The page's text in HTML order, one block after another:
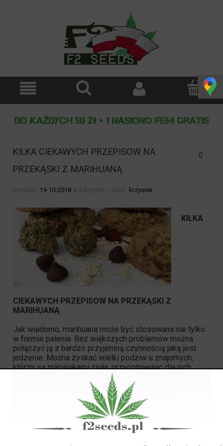
KILKA CIEKAWYCH PRZEPISOW NA
PRZEKĄSKI Z MARIHUANĄ
0
Dodano: 19-10-2018 w kategorii: - autor: krzysiek
KILKA
CIEKAWYCH PRZEPISOW NA PRZEKĄSKI Z
MARIHUANĄ
Jak wiadomo, marihuana może być stosowana nie tylko
w formie palenia. Bez większych problemów można
połączyć ją z bardzo przyjemną czynnością jaką jest
jedzenie. Można zyskać wielki podziw u znajomych,
którzy są miłośnikami zioła, przygotowując dla nich
pyszne przekąski. I to nie tylko powszechnie znane
ciasteczka. Możemy przygotować praktycznie
wszystko, całość zależy tylko i wyłącznie od naszej
wyobraźni. Sam decydujesz o zawartości marihuany z
nasion konopi w danym posiłku i o tym jak bardzo jej
smak ma być wyczuwalny.